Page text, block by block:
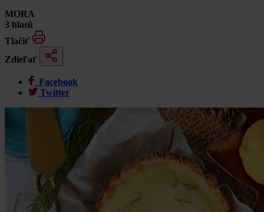
MORA
3 hlasů
Tlačiť
Zdieľať
Facebook
Twitter